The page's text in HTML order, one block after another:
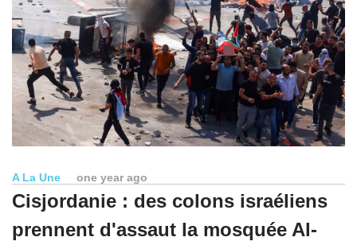
A La Une one year ago
Cisjordanie : des colons israéliens
prennent d'assaut la mosquée Al-